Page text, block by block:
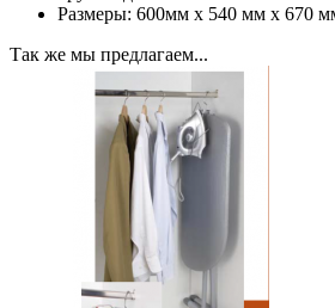
Размеры: 600мм х 540 мм х 670
Так же мы предлагаем...